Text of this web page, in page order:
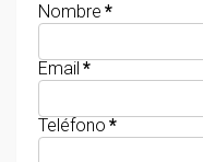
Nombre *
Email *
Teléfono *